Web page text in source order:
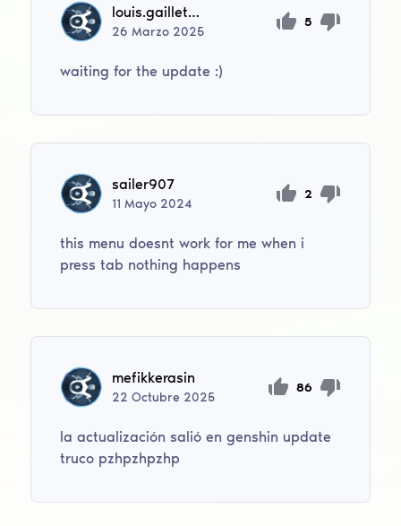
louis.gaillet98
26Marzo 2025
5
waiting for the update :)
sailer907
11Mayo 2024
2
this menu doesnt work for me when i
press tab nothing happens
mefikkerasin
22Octubre 2025
86
la actualización salió en genshin update
truco pzhpzhpzhp